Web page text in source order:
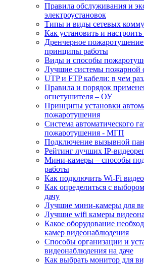
Правила обслуживания и
электроустановок
Типы и виды сетевых
Как установить и
Дренчерное
принципы работы
Виды и способы
Лучшие системы пожарной
UTP и FTP кабели: в чем
Правила и порядок
огнетушителя – ОУ
Принципы установки
пожаротушения
Система автоматического
пожаротушения - МГП
Подключение вызывной
Рейтинг лучших IP-
Мини-камеры – способы
работы
Как подключить Wi-Fi
Как определиться с
дачу
Лучшие мини-камеры для
Лучшие wifi камеры
Какое оборудование
камер видеонаблюдения
Способы организации и
видеонаблюдения на даче
Как выбрать монитор для